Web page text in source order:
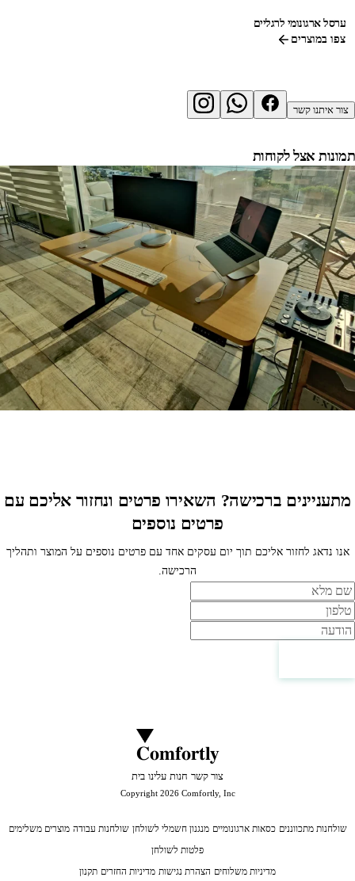
ערסל ארגונומי לרגליים
צפו במוצרים
צור איתנו קשר
תמונות אצל לקוחות
מתעניינים ברכישה? השאירו פרטים ונחזור אליכם עם
פרטים נוספים
אנו נדאג לחזור אליכם תוך יום עסקים אחד עם פרטים נוספים על המוצר ותהליך
הרכישה.
שם
טלפון
הודעה
Comfortly
בית עלינו חנות צור קשר
Copyright 2026 Comfortly, Inc
שולחנות מתכווננים כסאות ארגונומיים מנגנון חשמלי לשולחן שולחנות עבודה מוצרים משלימים
פלטות לשולחן
מדיניות משלוחים הצהרת נגישות מדיניות החזרים תקנון